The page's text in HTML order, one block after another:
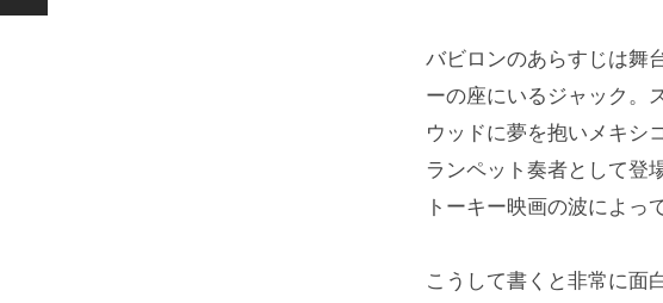
バビロンのあらすじは舞
ーの座にいるジャック。
ウッドに夢を抱いメキシ
ランペット奏者として登
トーキー映画の波によっ
こうして書くと非常に面